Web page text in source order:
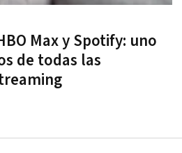
Max y Spotify: uno
de todas las